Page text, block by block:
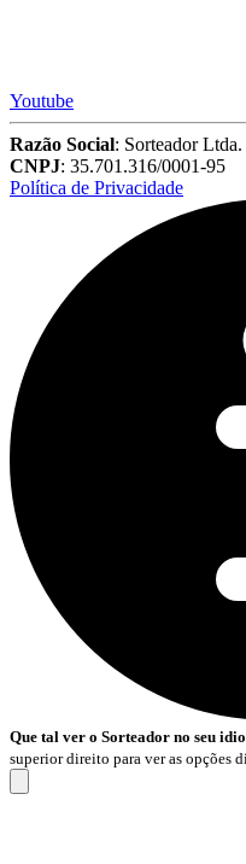
Youtube
Razão Social: Sorteador Ltda.
CNPJ: 35.701.316/0001-95
Política de Privacidade
Que tal ver o Sorteador no seu
superior direito para ver as opções